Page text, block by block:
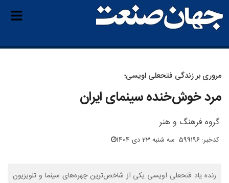
مروری بر زندگی فتحعلی اویسی؛
مرد خوش‌خنده سینمای ایران
گروه فرهنگ و هنر
کدخبر: 599196 سه شنبه 23 دی 1404
زنده یاد فتحعلی اویسی یکی از شاخص‌ترین چهره‌های سینما و تلویزیون